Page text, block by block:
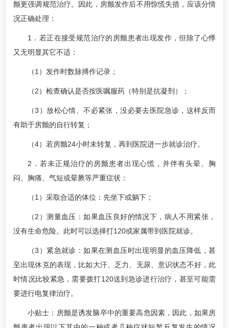
颤更强调规范治疗。因此，房颤发作后不用惊慌失措，应该分情
况正确处理：
1．若正在接受规范治疗的房颤患者出现发作，但除了心悸
又无明显其它不适：
（1）发作时数脉搏作记录；
（2）检查确认是否按医嘱服药（特别是抗凝剂）；
（3）放松心情、不必紧张，没必要去医院急诊，这样反而
有助于房颤的自行转复；
（4）若房颤24小时未转复，再到医院进一步就诊治疗。
2．若未正规治疗的房颤患者出现心慌，并伴有头晕、胸
闷、胸痛、气短或晕厥等严重症状：
（1）采取合适的体位：先坐下或躺下；
（2）测量血压：如果血压良好的情况下，病人不用紧张，
没有生命危险。此时可以选择打120或家属带到医院就诊。
（3）紧急就诊：如果在测血压时出现明显的血压降低，甚
至出现休克的表现，比如大汗、乏力、无尿、意识状态不好，此
时情况比较紧急，需要拨打120送到急诊进行治疗，甚至可能需
要进行电复律治疗。
小贴士：房颤是诱发脑卒中的重要高危因素，因此，如果房